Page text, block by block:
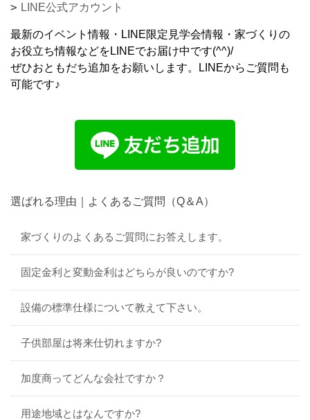
LINE公式アカウント
最新のイベント情報・LINE限定見学会情報・家づくりの
お役立ち情報などをLINEでお届け中です(^^)/
ぜひおともだち追加をお願いします。LINEからご質問も
可能です♪
選ばれる理由｜よくあるご質問（Q＆A）
家づくりのよくあるご質問にお答えします。
固定金利と変動金利はどちらが良いのですか?
設備の標準仕様について教えて下さい。
子供部屋は将来仕切れますか?
加度商ってどんな会社ですか？
用途地域とはなんですか?